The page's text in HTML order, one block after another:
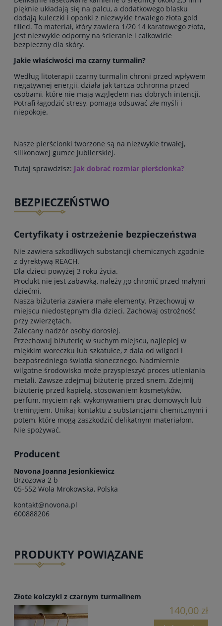
pięknie układają się na palcu, a dodatkowego blasku
dodają kuleczki i oponki z niezwykle trwałego złota gold
filled. To materiał, który zawiera 1/20 14 karatowego złota,
jest niezwykle odporny na ścieranie i całkowicie
bezpieczny dla skóry.
Jakie właściwości ma czarny turmalin?
Według litoterapii czarny turmalin chroni przed wpływem
negatywnej energii, działa jak tarcza ochronna przed
osobami, które nie mają względem nas dobrych intencji.
Potrafi łagodzić stresy, pomaga odsuwać złe myśli i
niepokoje.
Nasze pierścionki tworzone są na niezwykle trwałej,
silikonowej gumce jubilerskiej.
Tutaj sprawdzisz: Jak dobrać rozmiar pierścionka?
BEZPIECZEŃSTWO
Certyfikaty i ostrzeżenie bezpieczeństwa
Nie zawiera szkodliwych substancji chemicznych zgodnie
z dyrektywą REACH.
Dla dzieci powyżej 3 roku życia.
Produkt nie jest zabawką, należy go chronić przed małymi
dziećmi.
Nasza biżuteria zawiera małe elementy. Przechowuj w
miejscu niedostępnym dla dzieci. Zachowaj ostrożność
przy zwierzętach.
Zalecany nadzór osoby dorosłej.
Przechowuj biżuterię w suchym miejscu, najlepiej w
miękkim woreczku lub szkatułce, z dala od wilgoci i
bezpośredniego światła słonecznego. Nadmiernie
wilgotne środowisko może przyspieszyć proces utleniania
metali. Zawsze zdejmuj biżuterię przed snem. Zdejmij
biżuterię przed kąpielą, stosowaniem kosmetyków,
perfum, myciem rąk, wykonywaniem prac domowych lub
treningiem. Unikaj kontaktu z substancjami chemicznymi i
potem, które mogą zaszkodzić delikatnym materiałom.
Nie spożywać.
Producent
Novona Joanna Jesionkiewicz
Brzozowa 2 b
05-552 Wola Mrokowska, Polska
kontakt@novona.pl
600888206
PRODUKTY POWIĄZANE
Złote kolczyki z czarnym turmalinem
140,00 zł